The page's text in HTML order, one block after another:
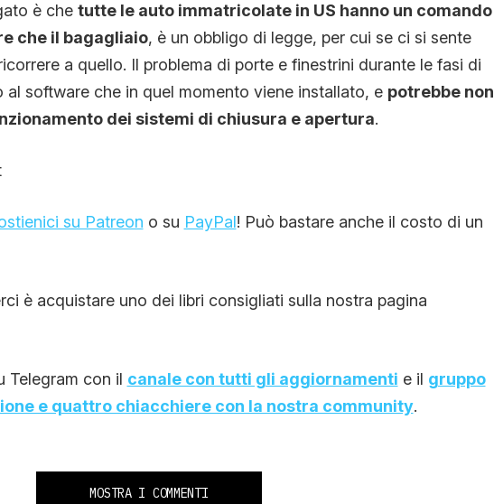
è che tutte le auto immatricolate in US hanno un comando
che il bagagliaio, è un obbligo di legge, per cui se ci si sente
a quello. Il problema di porte e finestrini durante le fasi di
software che in quel momento viene installato, e potrebbe non
dei sistemi di chiusura e apertura.
su Patreon o su PayPal! Può bastare anche il costo di un
è acquistare uno dei libri consigliati sulla nostra pagina
Telegram con il canale con tutti gli aggiornamenti e il gruppo
e quattro chiacchiere con la nostra community.
MOSTRA I COMMENTI